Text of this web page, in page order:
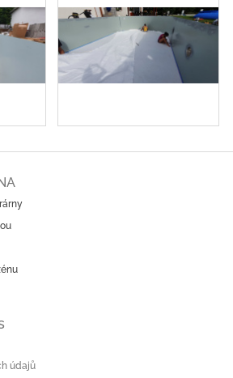
údajů